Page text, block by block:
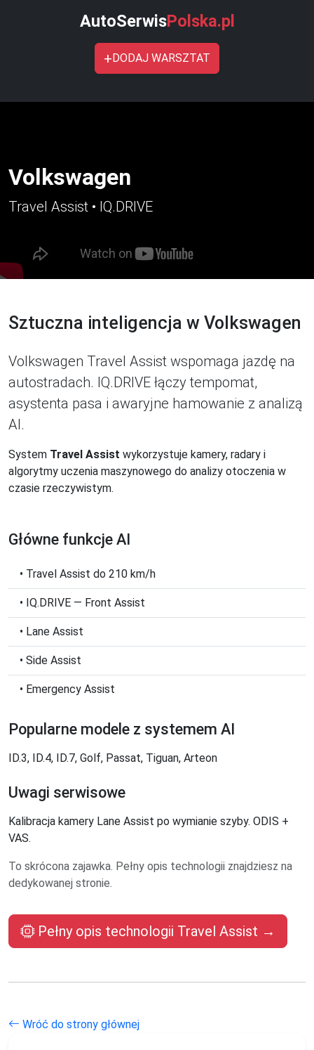
AutoSerwisPolska.pl
+DODAJ WARSZTAT
Volkswagen
Travel Assist • IQ.DRIVE
Sztuczna inteligencja w Volkswagen
Volkswagen Travel Assist wspomaga jazdę na
autostradach. IQ.DRIVE łączy tempomat,
asystenta pasa i awaryjne hamowanie z analizą
AI.
System Travel Assist wykorzystuje kamery, radary i
algorytmy uczenia maszynowego do analizy otoczenia w
czasie rzeczywistym.
Główne funkcje AI
• Travel Assist do 210 km/h
• IQ.DRIVE — Front Assist
• Lane Assist
• Side Assist
• Emergency Assist
Popularne modele z systemem AI
ID.3, ID.4, ID.7, Golf, Passat, Tiguan, Arteon
Uwagi serwisowe
Kalibracja kamery Lane Assist po wymianie szyby. ODIS +
VAS.
To skrócona zajawka. Pełny opis technologii znajdziesz na
dedykowanej stronie.
Pełny opis technologii Travel Assist →
Wróć do strony głównej